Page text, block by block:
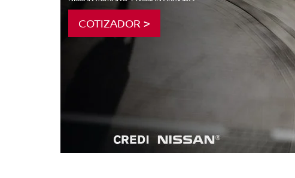
COTIZADOR >